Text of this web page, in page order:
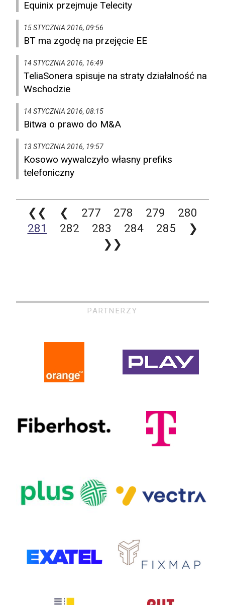
Equinix przejmuje Telecity
15 STYCZNIA 2016, 09:56
BT ma zgodę na przejęcie EE
14 STYCZNIA 2016, 16:49
TeliaSonera spisuje na straty działalność na
Wschodzie
14 STYCZNIA 2016, 08:15
Bitwa o prawo do M&A
13 STYCZNIA 2016, 19:57
Kosowo wywalczyło własny prefiks
telefoniczny
❮❮ ❮ 277 278 279
280
281
282 283 284 285
❯
❯❯
PARTNERZY